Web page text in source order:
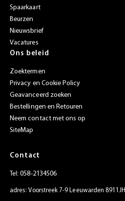
Spaarkaart
Beurzen
Nieuwsbrief
Vacatures
Ons beleid
Zoektermen
Privacy en Cookie Policy
Geavanceerd zoeken
Bestellingen en Retouren
Neem contact met ons op
SiteMap
Contact
Tel:058-2134506
adres: Voorstreek 7-9 Leeuwarden 8911JH